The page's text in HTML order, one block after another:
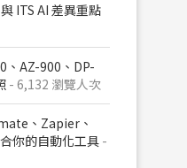
ITS AI 差異重點
、AZ-900、DP-
- 6,132 瀏覽人次
、Zapier、
你的自動化工具 -